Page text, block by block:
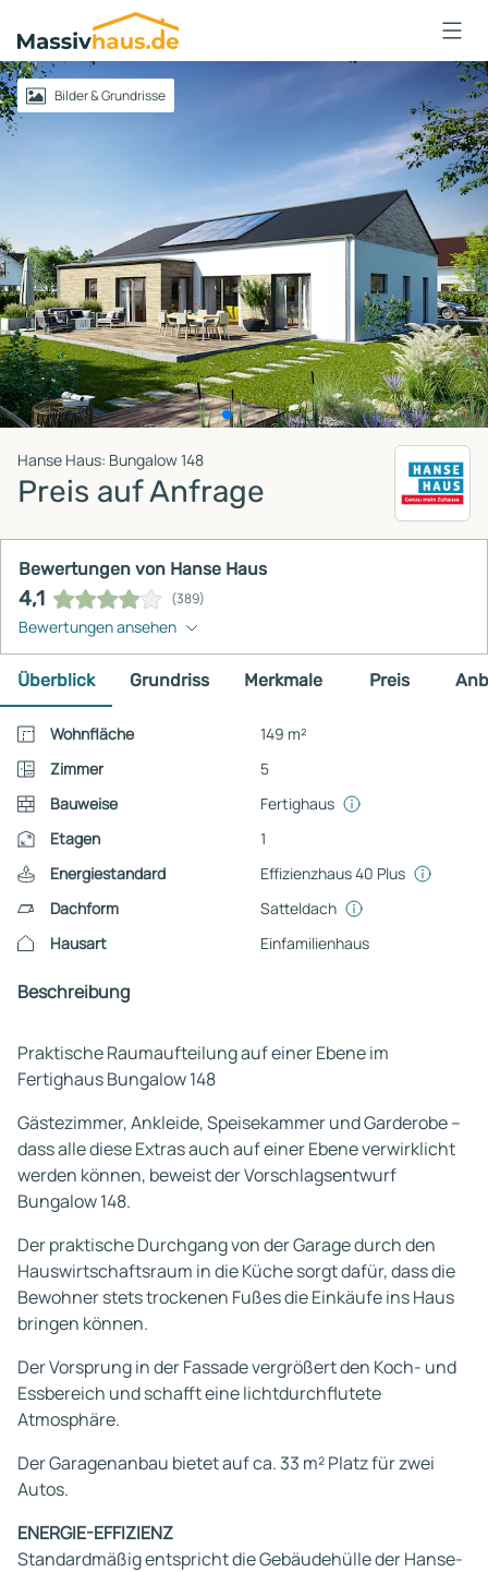
Massivhaus
Logo
AnmeldenBilder & Grundrisse
Hanse Haus: Bungalow 148
Preis auf Anfrage
Bewertungen von Hanse Haus
4,1 (389)
Bewertungen ansehen
Überblick Grundriss Merkmale Preis
Wohnfläche
149 m²
Zimmer
5
Bauweise
Fertighaus
Etagen
1
Energiestandard
Effizienzhaus 40 Plus
Dachform
Satteldach
Hausart
Einfamilienhaus
Beschreibung
Praktische Raumaufteilung auf einer Ebene im
Fertighaus Bungalow 148
Gästezimmer, Ankleide, Speisekammer und Garderobe –
dass alle diese Extras auch auf einer Ebene verwirklicht
werden können, beweist der Vorschlagsentwurf
Bungalow 148.
Der praktische Durchgang von der Garage durch den
Hauswirtschaftsraum in die Küche sorgt dafür, dass die
Bewohner stets trockenen Fußes die Einkäufe ins Haus
bringen können.
Der Vorsprung in der Fassade vergrößert den Koch- und
Essbereich und schafft eine lichtdurchflutete
Atmosphäre.
Der Garagenanbau bietet auf ca. 33 m² Platz für zwei
Autos.
ENERGIE-EFFIZIENZ
Standardmäßig entspricht die Gebäudehülle der Hanse-